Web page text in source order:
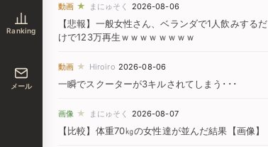
Ranking
メール
動画 ★ まにゅそく 2026-08-06
【悲報】一般女性さん、ベランダで1人飲みするだ
けで123万再生ｗｗｗｗｗｗｗｗ
動画 ★ Hiroiro 2026-08-06
一瞬でスクーターが3キルされてしまう･･･
画像 ★ まにゅそく 2026-08-07
【比較】体重70㎏の女性達が並んだ結果【画像】